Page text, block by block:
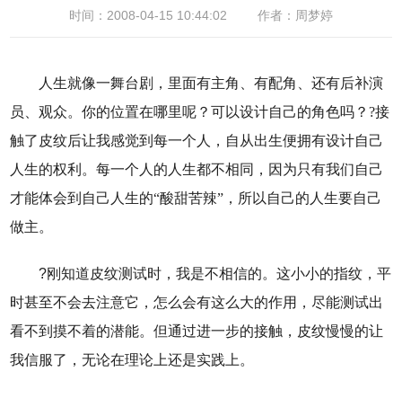
时间：2008-04-15 10:44:02 作者：周梦婷
人生就像一舞台剧，里面有主角、有配角、还有后补演
员、观众。你的位置在哪里呢？可以设计自己的角色吗？?接
触了皮纹后让我感觉到每一个人，自从出生便拥有设计自己
人生的权利。每一个人的人生都不相同，因为只有我们自己
才能体会到自己人生的“酸甜苦辣”，所以自己的人生要自己
做主。
?刚知道皮纹测试时，我是不相信的。这小小的指纹，平
时甚至不会去注意它，怎么会有这么大的作用，尽能测试出
看不到摸不着的潜能。但通过进一步的接触，皮纹慢慢的让
我信服了，无论在理论上还是实践上。